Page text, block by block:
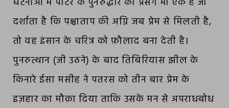
दर्शाता है कि पश्चाताप की अग्नि जब प्रेम से मिलती है,
तो वह इंसान के चरित्र को फ़ौलाद बना देती है।
पुनरुत्थान (जी उठने) के बाद तिबिरियास झील के
किनारे ईसा मसीह ने पतरस को तीन बार प्रेम के
इज़हार का मौक़ा दिया ताकि उसके मन से अपराधबोध